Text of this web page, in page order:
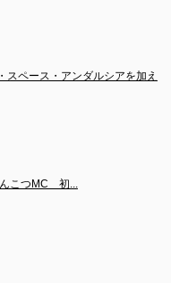
スペース・アンダルシアを加え
こつMC　初...